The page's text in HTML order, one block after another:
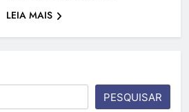
LEIA MAIS
PESQUISAR